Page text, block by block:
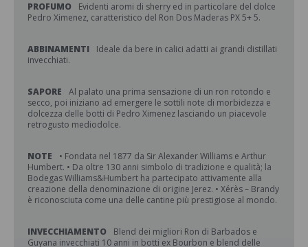
PROFUMO
Evidenti aromi di sherry ed in particolare del dolce
Pedro Ximenez, caratteristico del Ron Dos Maderas PX 5+ 5.
ABBINAMENTI
Ideale da bere in calici adatti ai grandi distillati
invecchiati.
SAPORE
Al palato una prima sensazione di un ron rotondo e
secco, poi iniziano ad emergere le sottili note di morbidezza e
dolcezza delle botti di Pedro Ximenez lasciando un piacevole
retrogusto mediodolce.
NOTE
• Fondata nel 1877 da Sir Alexander Williams e Arthur
Humbert. • Da oltre 130 anni simbolo di tradizione e qualità; la
Bodegas Williams&Humbert ha partecipato attivamente alla
creazione della denominazione di origine Jerez. • Xérès – Brandy
è riconosciuta come una delle cantine più prestigiose al mondo.
INVECCHIAMENTO
Blend dei migliori Ron di Barbados e
Guyana invecchiati 10 anni in botti ex Bourbon e blend delle